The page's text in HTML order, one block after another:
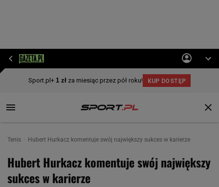
Tenis Hubert Hurkacz komentuje swój największy sukces w karierze
Hubert Hurkacz komentuje swój największy
sukces w karierze